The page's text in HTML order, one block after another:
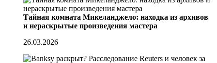
Тайная комната Микеланджело: находка из архивов
и нераскрытые произведения мастера
26.03.2026